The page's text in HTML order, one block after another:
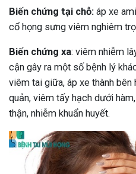
Biến chứng tại chỗ: áp xe
cổ họng sưng viêm nghiêm
Biến chứng xa: viêm nhiễm
cận gây ra một số bệnh lý
viêm tai giữa, áp xe thành bên
quản, viêm tấy hạch dưới
thận, nhiễm khuẩn huyết.